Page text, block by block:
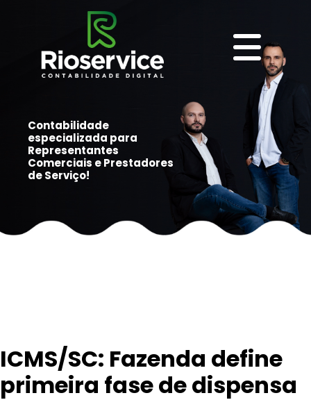
Contabilidade
especializada para
Representantes
Comerciais e Prestadores
de Serviço!
ICMS/SC: Fazenda define
primeira fase de dispensa